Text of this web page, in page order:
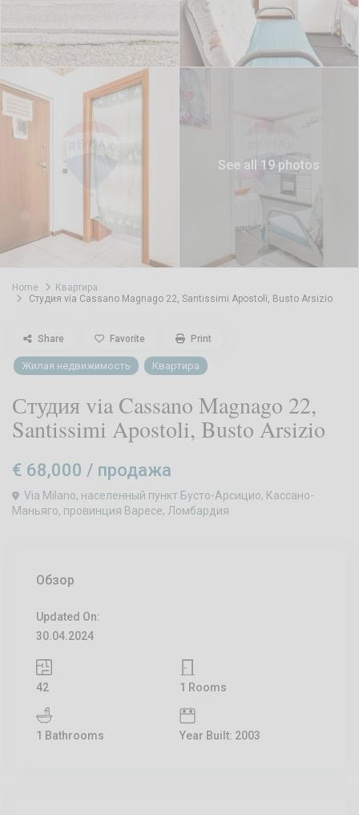
See all 19 photos
Home
Квартира
Студия via Cassano Magnago 22, Santissimi Apostoli, Busto Arsizio
Жилая недвижимость Квартира
Студия via Cassano Magnago 22,
Santissimi Apostoli, Busto Arsizio
€ 68,000/ продажа
Via Milano, населенный пункт Бусто-Арсицио, Кассано-
Маньяго, провинция Варесе, Ломбардия
Share Favorite Print
Обзор
Updated On:
30.04.2024
42 1 Rooms
1 Bathrooms Year Built: 2003